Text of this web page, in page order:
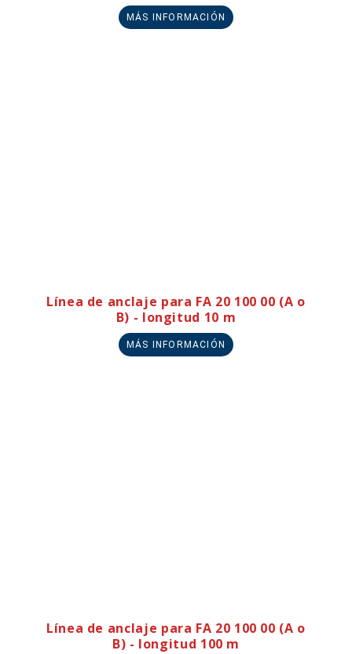
MÁS INFORMACIÓN
Línea de anclaje para FA 20 100 00 (A o
B) - longitud 10 m
MÁS INFORMACIÓN
Línea de anclaje para FA 20 100 00 (A o
B) - longitud 100 m